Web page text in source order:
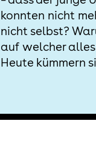
konnten nicht
nicht selbst?
auf welcher
Heute kümmern